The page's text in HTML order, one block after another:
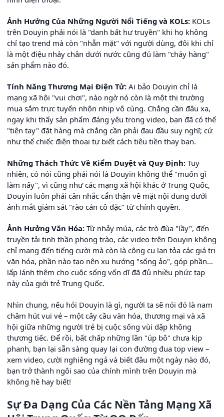
Ảnh Hưởng Của Những Người Nổi Tiếng và KOLs: KOLs
trên Douyin phải nói là "danh bất hư truyền" khi họ không
chỉ tạo trend mà còn "nhẵn mặt" với người dùng, đôi khi chỉ
là một điệu nhảy chân dưới nước cũng đủ làm "cháy hàng"
sản phẩm nào đó.
Tính Năng Thương Mại Điện Tử: Ai bảo Douyin chỉ là
mạng xã hội "vui chơi", nào ngờ nó còn là một thị trường
mua sắm trực tuyến nhộn nhịp vô cùng. Chẳng cần đâu xa,
ngay khi thấy sản phẩm đáng yêu trong video, bạn đã có thể
"tiện tay" đặt hàng mà chẳng cần phải đau đầu suy nghĩ; cứ
như thể chiếc điện thoại tự biết cách tiêu tiền thay bạn.
Những Thách Thức Về Kiểm Duyệt và Quy Định: Tuy
nhiên, có nói cũng phải nói là Douyin không thể "muốn gì
làm nấy", vì cũng như các mạng xã hội khác ở Trung Quốc,
Douyin luôn phải cân nhắc cẩn thận về mặt nội dung dưới
ánh mắt giám sát "rào cản cô đặc" từ chính quyền.
Ảnh Hưởng Văn Hóa: Từ nhảy múa, các trò đùa "lầy", đến
truyền tải tinh thần phong trào, các video trên Douyin không
chỉ mang đến tiếng cười mà còn là công cụ lan tỏa các giá trị
văn hóa, phần nào tạo nên xu hướng "sống ảo", góp phần...
lấp lánh thêm cho cuộc sống vốn dĩ đã đủ nhiều phức tạp
này của giới trẻ Trung Quốc.
Nhìn chung, nếu hỏi Douyin là gì, người ta sẽ nói đó là nam
châm hút vui vẻ – một cây cầu văn hóa, thương mại và xã
hội giữa những người trẻ bị cuộc sống vùi dập không
thương tiếc. Để rồi, bất chấp những lần "úp bô" chưa kịp
phanh, bạn lại sẵn sàng quay lại con đường đua top view –
xem video, cười nghiêng ngả và biết đâu một ngày nào đó,
bạn trở thành ngôi sao của chính mình trên Douyin mà
không hề hay biết!
Sự Đa Dạng Của Các Nền Tảng Mạng Xã